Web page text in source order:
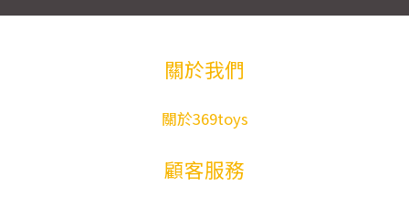
關於我們
關於369toys
顧客服務